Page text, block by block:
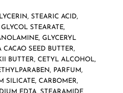
STEARIC ACID,
STEARATE,
GLYCERYL
CACAO SEED BUTTER,
BUTTER, CETYL ALCOHOL,
PARFUM,
SILICATE, CARBOMER,
EDTA, STEARAMIDE